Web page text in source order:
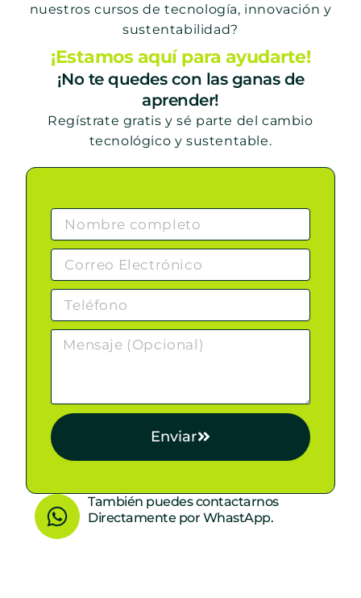
nuestros cursos de tecnología, innovación y
sustentabilidad?
¡Estamos aquí para ayudarte!
¡No te quedes con las ganas de
aprender!
Regístrate gratis y sé parte del cambio
tecnológico y sustentable.
Enviar
W
h
También puedes contactarnos
Directamente por WhastApp.